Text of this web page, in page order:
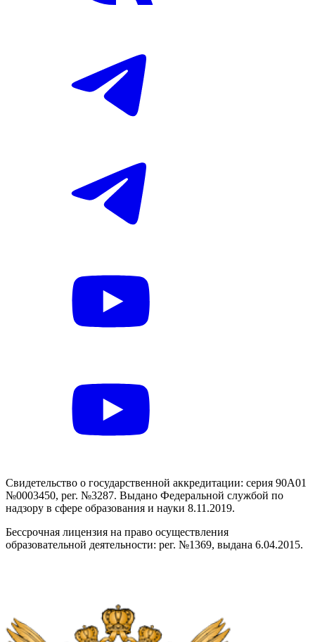
Свидетельство о государственной аккредитации: серия 90А01
№0003450, рег. №3287. Выдано Федеральной службой по
надзору в сфере образования и науки 8.11.2019.
Бессрочная лицензия на право осуществления
образовательной деятельности: рег. №1369, выдана 6.04.2015.